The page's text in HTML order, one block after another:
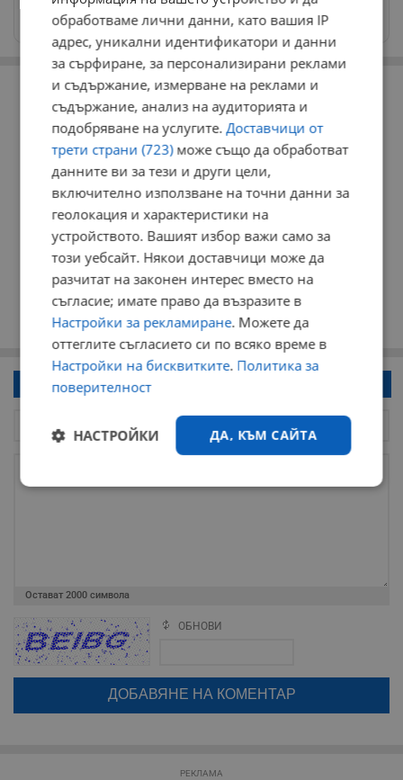
Изпращайте снимки и информация на
news@dunavmost.com
РЕКЛАМА
Напиши коментар!
Остават 2000 символа
Поради зачестилите злоупотреби в сайта, за да оставите анонимен
коментар или да гласувате изискваме да се идентифицирате с
google акаунт.
Натискайки на бутона "Вход с google" по-долу, коментарът ви ще
бъде публикуван анонимно под псевдонима който сте попълнили
по-горе в полето "Твоето име". Никаква лична информация за вас
ОБНОВИ
РЕКЛАМА
обработваме лични данни, като вашия IP
адрес, уникални идентификатори и данни
за сърфиране, за персонализирани реклами
и съдържание, измерване на реклами и
съдържание, анализ на аудиторията и
подобряване на услугите.Доставчици от
трети страни (723)може също да обработват
данните ви за тези и други цели,
включително използване на точни данни за
геолокация и характеристики на
устройството. Вашият избор важи само за
този уебсайт. Някои доставчици може да
разчитат на законен интерес вместо на
съгласие; имате право да възразите в
Настройки за рекламиране. Можете да
оттеглите съгласието си по всяко време в
Настройки на бисквитките. Политика за
поверителност
ДА, КЪМ САЙТА
НАСТРОЙКИ
Строго
Ефективност
Некласифицирани
Строго необходимо